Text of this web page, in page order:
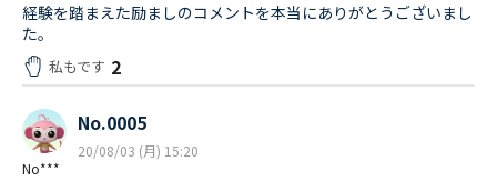
経験を踏まえた励ましのコメントを本当にありがとうございまし
た。
私もです 2
No***
No.0005
20/08/03 (月) 15:20